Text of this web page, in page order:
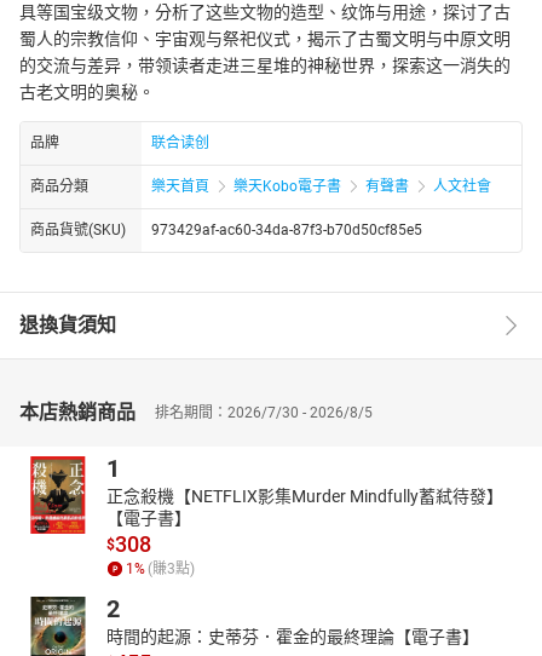
具等国宝级文物，分析了这些文物的造型、纹饰与用途，探讨了古
蜀人的宗教信仰、宇宙观与祭祀仪式，揭示了古蜀文明与中原文明
的交流与差异，带领读者走进三星堆的神秘世界，探索这一消失的
古老文明的奥秘。
品牌 联合读创
商品分類 樂天首頁 樂天Kobo電子書 有聲書 人文社會
商品貨號(SKU) 973429af-ac60-34da-87f3-b70d50cf85e5
退換貨須知
本店熱銷商品 排名期間：2026/7/30 - 2026/8/5
1
正念殺機【NETFLIX影集Murder Mindfully蓄弒待發】
【電子書】
$308
1% (賺3點)
2
時間的起源：史蒂芬．霍金的最終理論【電子書】